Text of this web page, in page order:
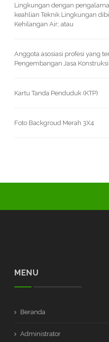
Lingkungan dengan
keahlian Teknik Lingkungan
Kehilangan Air; atau
Anggota asosiasi profesi yang
Pengembangan Jasa
Kartu Tanda Penduduk (KTP)
Foto Backgroud Merah 3X4
MENU
Beranda
Administrator